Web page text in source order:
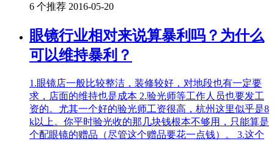
6 个推荐 2016-05-20
眼镜行业相对来说算暴利吗？为什么
可以维持暴利？
1.眼镜店一般比较整洁，装修较好，对地段也有一定要
求，店面的维持也是成本 2.验光师等工作人员也要发工
资的。尤其一个好的验光师工资很高，杭州这里似乎是8
k以上。你平时验光收的那几块钱根本不够用，只能算是
个配眼镜的赠品（尽管这个赠品要花一点钱）。 3.这个